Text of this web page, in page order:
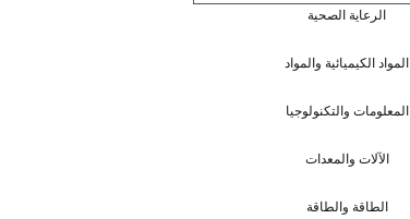
الرعاية الصحية
المواد الكيميائية والمواد
المعلومات والتكنولوجيا
الآلات والمعدات
الطاقة والطاقة